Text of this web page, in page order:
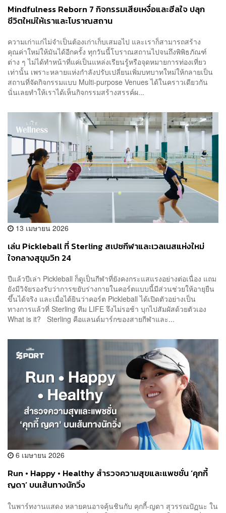
Mindfulness Reborn 7 กิจกรรมเสียเหงื่อและฮีลใจ ปลุก
ชีวิตใหม่ให้เราและโบราณสถาน
ความเก่าแก่ไม่จำเป็นต้องเก่าเก็บเสมอไป และเราก็สามารถสร้าง
คุณค่าใหม่ให้มันได้อีกครั้ง ทุกวันนี้โบราณสถานไปจนถึงพิพิธภัณฑ์
ต่าง ๆ ไม่ได้ทำหน้าที่แค่เป็นแหล่งเรียนรู้หรือจุดหมายการท่องเที่ยว
เท่านั้น เพราะหลายแห่งกำลังปรับเปลี่ยนเพิ่มบทบาทใหม่ให้กลายเป็น
สถานที่จัดกิจกรรมแบบ Multi-purpose Venues ได้ในคราวเดียวกัน
นั่นเลยทำให้เราได้เห็นกิจกรรมสร้างสรรค์ผ...
13 เมษายน 2026
เล่น Pickleball ที่ Sterling สเปซกีฬาและเวลเนสแห่งใหม่
ใจกลางสุขุมวิท 24
ปีแล้วปีเล่า Pickleball ก็ดูเป็นกีฬาที่ยังคงกระแสแรงอย่างต่อเนื่อง แถม
ยังมีวิจัยรองรับว่าการขยับร่างกายในคอร์ตแบบนี้มีส่วนช่วยให้อายุยืน
ขึ้นได้จริง และเมื่อได้ยินว่าคอร์ต Pickleball ได้เปิดตัวอย่างเป็น
ทางการแล้วที่ Sterling ทีม LIFE จึงไม่รอช้า บุกไปสัมผัสด้วยตัวเอง
What is it? Sterling คือแลนด์มาร์กของสายกีฬาและ...
6 เมษายน 2026
Run • Happy • Healthy สำรวจความสุขและแพชชั่น ‘คุกกี้
ญดา’ บนเส้นทางนักวิ่ง
ในพาร์ทงานแสดง หลายคนอาจคุ้นชินกับ คุกกี้-ญดา สุวรรณปัฏนะ ใน